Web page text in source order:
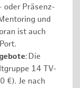
oder Präsenz-
und
ist auch
: Die
14 TV-
€). Je nach